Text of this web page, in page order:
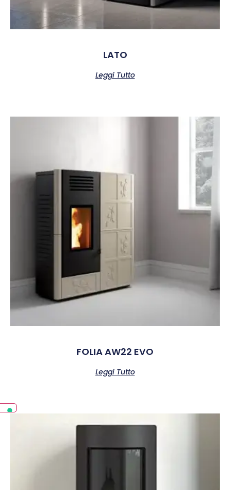
LATO
Leggi Tutto
FOLIA AW22 EVO
Leggi Tutto